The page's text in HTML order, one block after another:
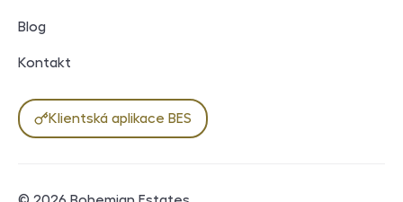
Blog
Kontakt
Klientská aplikace BES